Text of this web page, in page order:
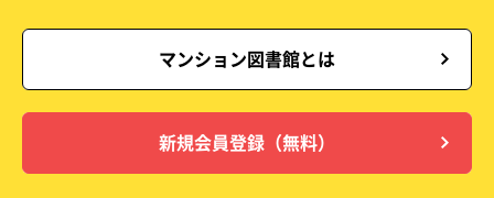
マンション図書館とは
新規会員登録（無料）